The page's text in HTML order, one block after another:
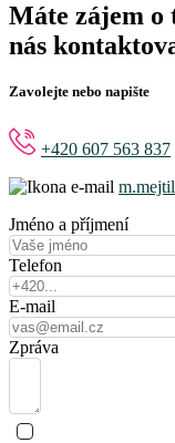
Máte zájem o
nás
Zavolejte nebo napište
+420 607 563 837
Jméno a příjmení
Telefon
E-mail
Zpráva